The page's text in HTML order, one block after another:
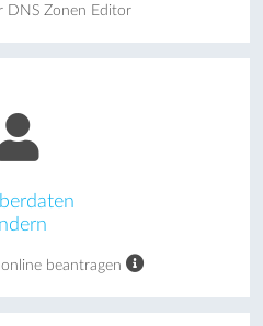
DNS Zonen Editor
beantragen